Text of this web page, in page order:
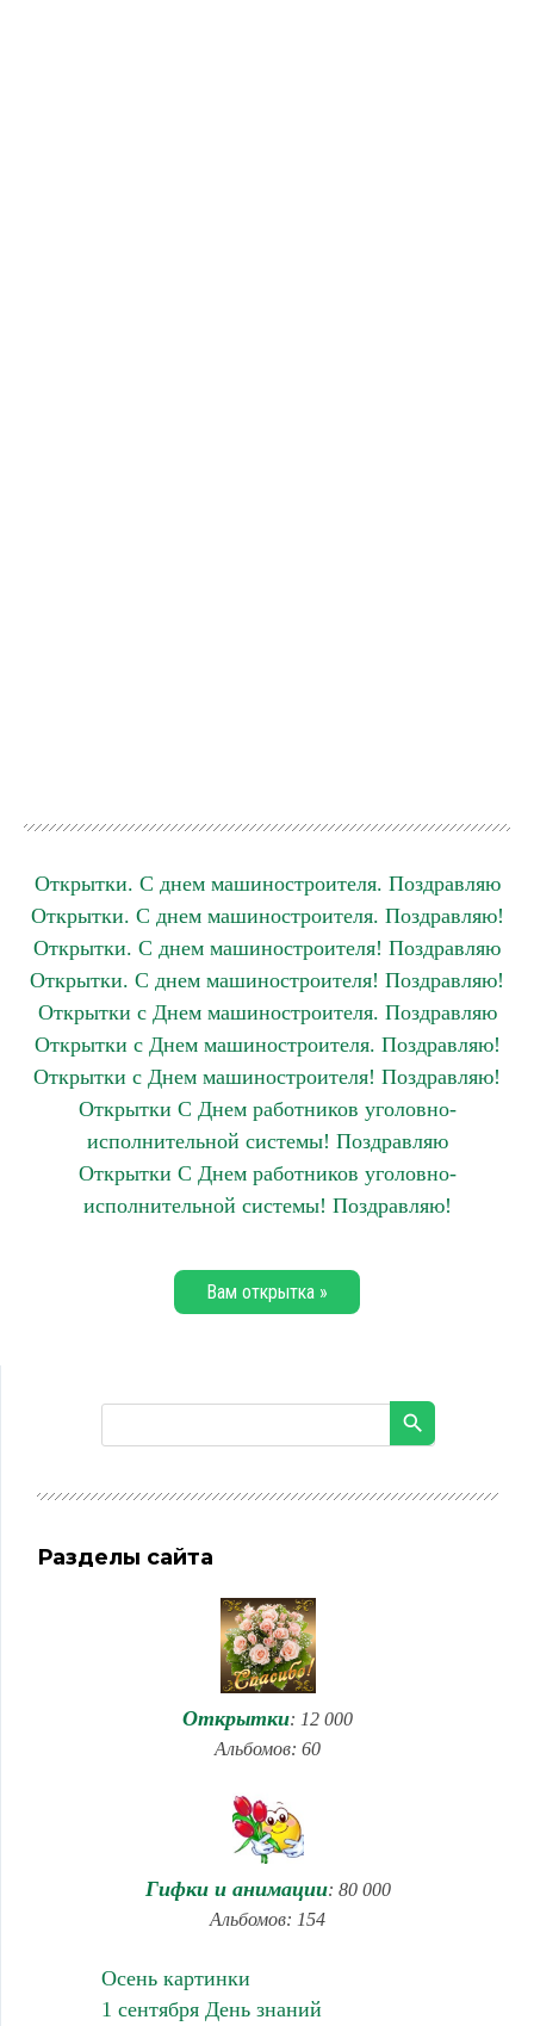
Открытки. С днем машиностроителя. Поздравляю
Открытки. С днем машиностроителя. Поздравляю!
Открытки. С днем машиностроителя! Поздравляю
Открытки. С днем машиностроителя! Поздравляю!
Открытки с Днем машиностроителя. Поздравляю
Открытки с Днем машиностроителя. Поздравляю!
Открытки с Днем машиностроителя! Поздравляю!
Открытки С Днем работников уголовно-
исполнительной системы! Поздравляю
Открытки С Днем работников уголовно-
исполнительной системы! Поздравляю!
Вам открытка »
Разделы сайта
Открытки: 12 000
Альбомов: 60
Гифки и анимации: 80 000
Альбомов: 154
Осень картинки
1 сентября День знаний